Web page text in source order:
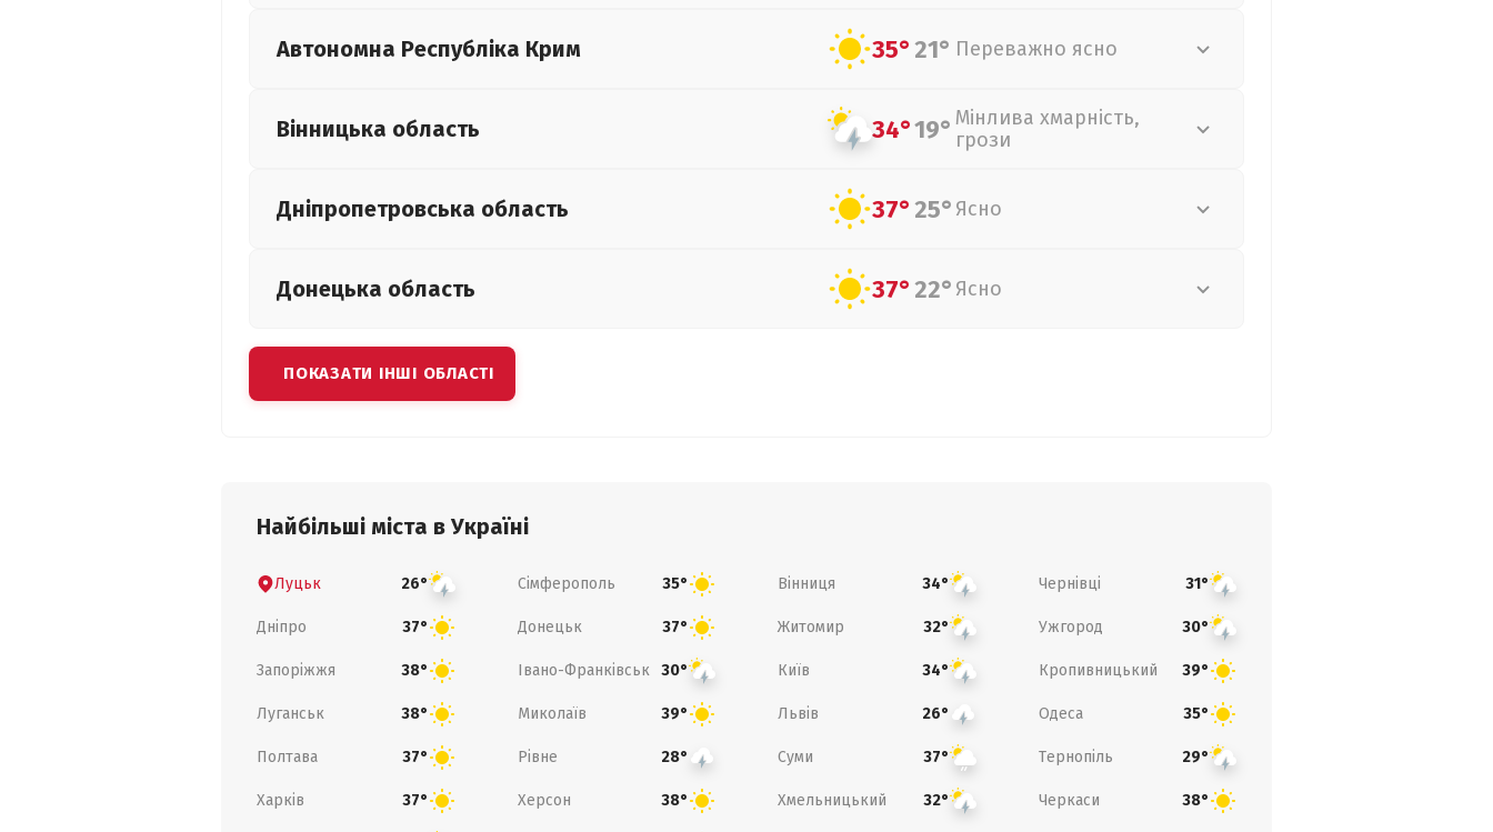
Автономна Республіка Крим 35°21° Переважно ясно
Вінницька область 34°19° Мінлива хмарність,
грози
Дніпропетровська область 37°25° Ясно
Донецька область 37°22° Ясно
ПОКАЗАТИ ІНШІ ОБЛАСТІ
Найбільші міста в Україні
Луцьк 26° Сімферополь 35° Вінниця 34° Чернівці 31°
Дніпро 37° Донецьк 37° Житомир 32° Ужгород 30°
Запоріжжя 38° Івано-Франківськ 30° Київ 34° Кропивницький 39°
Луганськ 38° Миколаїв 39° Львів 26° Одеса 35°
Полтава 37° Рівне 28° Суми 37° Тернопіль 29°
Харків 37° Херсон 38° Хмельницький 32° Черкаси 38°